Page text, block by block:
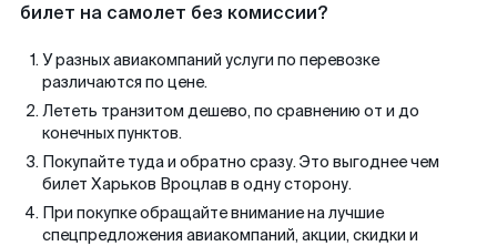
билет на самолет без комиссии?
У разных авиакомпаний услуги по перевозке
различаются по цене.
Лететь транзитом дешево, по сравнению от и до
конечных пунктов.
Покупайте туда и обратно сразу. Это выгоднее чем
билет Харьков Вроцлав в одну сторону.
При покупке обращайте внимание на лучшие
спецпредложения авиакомпаний, акции, скидки и